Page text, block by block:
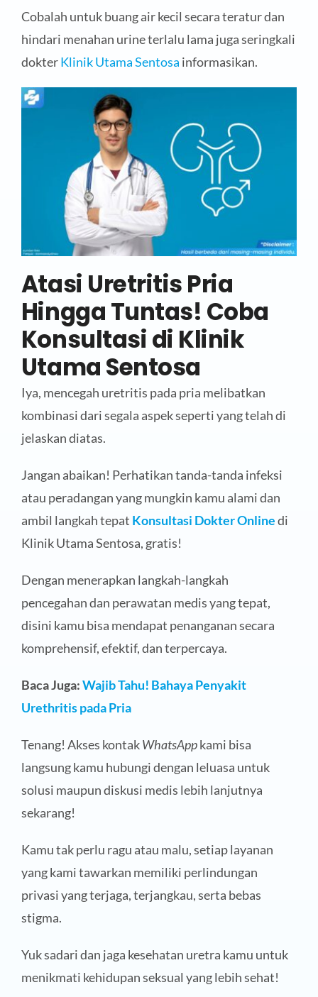
Cobalah untuk buang air kecil secara teratur dan
hindari menahan urine terlalu lama juga seringkali
dokterKlinik Utama Sentosa informasikan.
Atasi Uretritis Pria
Hingga Tuntas! Coba
Konsultasi di Klinik
Utama Sentosa
Iya, mencegah uretritis pada pria melibatkan
kombinasi dari segala aspek seperti yang telah di
jelaskan diatas.
Jangan abaikan! Perhatikan tanda-tanda infeksi
atau peradangan yang mungkin kamu alami dan
ambil langkah tepat Konsultasi Dokter Onlinedi
Klinik Utama Sentosa, gratis!
Dengan menerapkan langkah-langkah
pencegahan dan perawatan medis yang tepat,
disini kamu bisa mendapat penanganan secara
komprehensif, efektif, dan terpercaya.
Baca Juga:Wajib Tahu! Bahaya Penyakit
Urethritis pada Pria
Tenang! Akses kontakWhatsAppkami bisa
langsung kamu hubungi dengan leluasa untuk
solusi maupun diskusi medis lebih lanjutnya
sekarang!
Kamu tak perlu ragu atau malu, setiap layanan
yang kami tawarkan memiliki perlindungan
privasi yang terjaga, terjangkau, serta bebas
stigma.
Yuk sadari dan jaga kesehatan uretra kamu untuk
menikmati kehidupan seksual yang lebih sehat!